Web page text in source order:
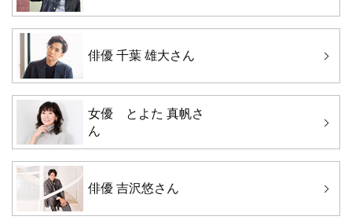
俳優 千葉 雄大さん
女優 とよた 真帆さ
ん
俳優 吉沢悠さん